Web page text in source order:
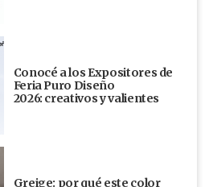
Conocé a los Expositores de
Feria Puro Diseño
2026: creativos y valientes
Greige: por qué este color